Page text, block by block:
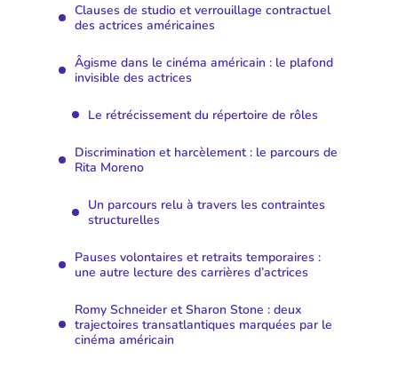
Clauses de studio et verrouillage contractuel
des actrices américaines
Âgisme dans le cinéma américain : le plafond
invisible des actrices
Le rétrécissement du répertoire de rôles
Discrimination et harcèlement : le parcours de
Rita Moreno
Un parcours relu à travers les contraintes
structurelles
Pauses volontaires et retraits temporaires :
une autre lecture des carrières d’actrices
Romy Schneider et Sharon Stone : deux
trajectoires transatlantiques marquées par le
cinéma américain